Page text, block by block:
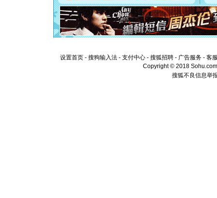
泣，这痛
卖了。水
[春节]风
颜！冬去
道一声平
片叶子是
送你一棵
设置首页 - 搜狗输入法 - 支付中心 - 搜狐招聘 - 广告服务 - 客
Copyright © 2018
搜狐不良信息举